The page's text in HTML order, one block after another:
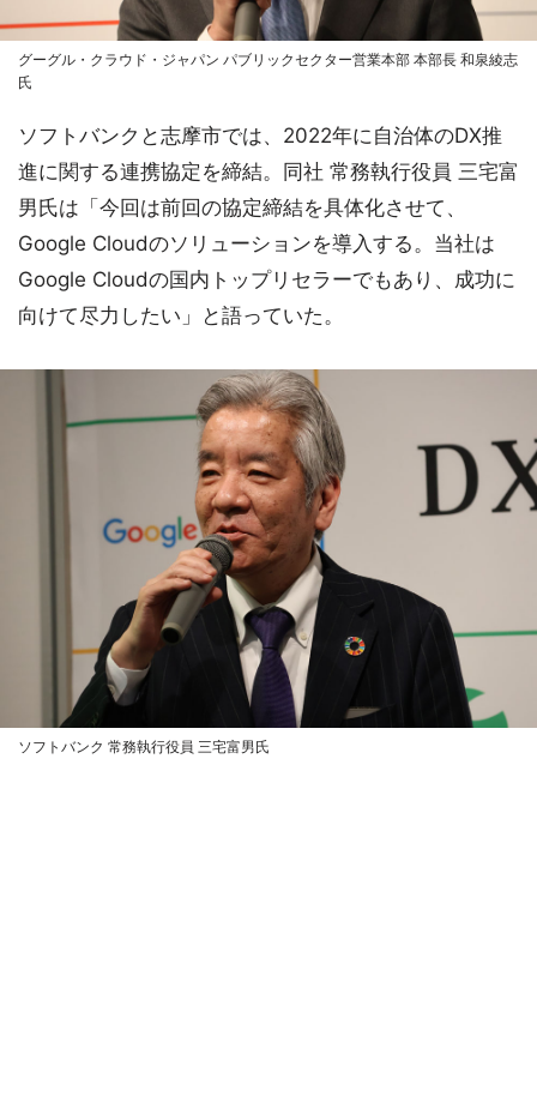
グーグル・クラウド・ジャパン パブリックセクター営業本部 本部長 和泉綾志
氏
ソフトバンクと志摩市では、2022年に自治体のDX推
進に関する連携協定を締結。同社 常務執行役員 三宅富
男氏は「今回は前回の協定締結を具体化させて、
Google Cloudのソリューションを導入する。当社は
Google Cloudの国内トップリセラーでもあり、成功に
向けて尽力したい」と語っていた。
ソフトバンク 常務執行役員 三宅富男氏